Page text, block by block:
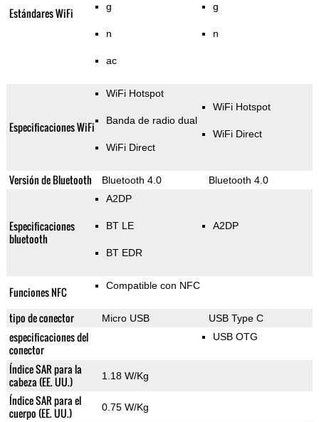
Estándares WiFi g
n
ac
g
n
Especificaciones WiFi
WiFi Hotspot
Banda de radio dual
WiFi Direct
WiFi Hotspot
WiFi Direct
Versión de Bluetooth Bluetooth 4.0 Bluetooth 4.0
Especificaciones
bluetooth
A2DP
BT LE
BT EDR
A2DP
Funciones NFC Compatible con NFC
tipo de conector Micro USB USB Type C
especificaciones del
conector
USB OTG
Índice SAR para la
cabeza (EE. UU.)
1.18 W/Kg
Índice SAR para el
cuerpo (EE. UU.)
0.75 W/Kg